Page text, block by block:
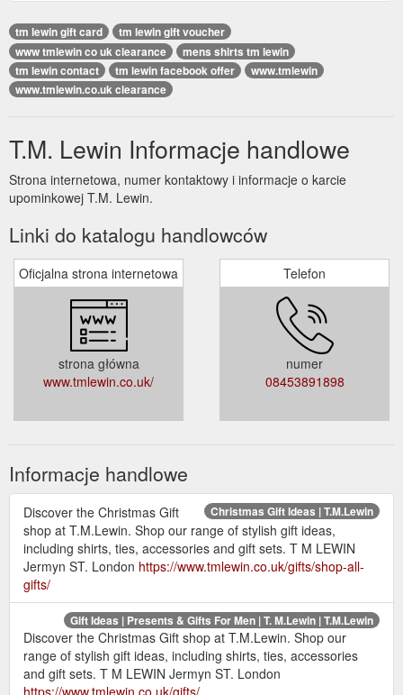
tm lewin gift card
tm lewin gift voucher
www tmlewin co uk clearance
mens shirts tm lewin
tm lewin contact
tm lewin facebook offer
www.tmlewin
www.tmlewin.co.uk clearance
T.M. Lewin Informacje handlowe
Strona internetowa, numer kontaktowy i informacje o karcie
upominkowej T.M. Lewin.
Linki do katalogu handlowców
Oficjalna strona internetowa
strona główna
www.tmlewin.co.uk/
Telefon
numer
08453891898
Informacje handlowe
Christmas Gift Ideas | T.M.Lewin
Discover the Christmas Gift
shop at T.M.Lewin. Shop our range of stylish gift ideas,
including shirts, ties, accessories and gift sets. T M LEWIN
Jermyn ST. London https://www.tmlewin.co.uk/gifts/shop-all-
gifts/
Gift Ideas | Presents & Gifts For Men | T. M.Lewin | T.M.Lewin
Discover the Christmas Gift shop at T.M.Lewin. Shop our
range of stylish gift ideas, including shirts, ties, accessories
and gift sets. T M LEWIN Jermyn ST. London